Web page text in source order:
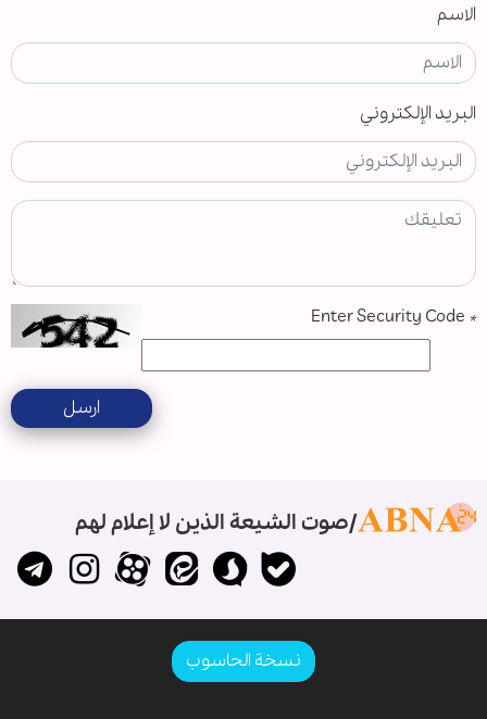
الاسم
البريد الإلكتروني
*
ارسل
صوت الشيعة الذين لا إعلام لهم
نسخة الحاسوب